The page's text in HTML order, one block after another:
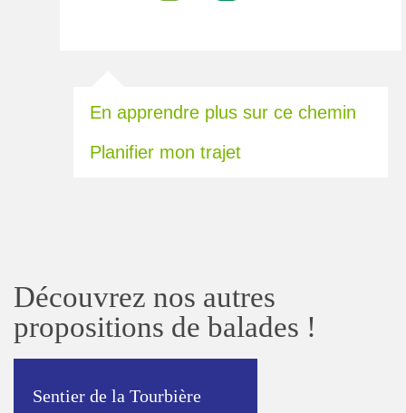
En apprendre plus sur ce chemin
Planifier mon trajet
Découvrez nos autres
propositions de balades !
Sentier de la Tourbière